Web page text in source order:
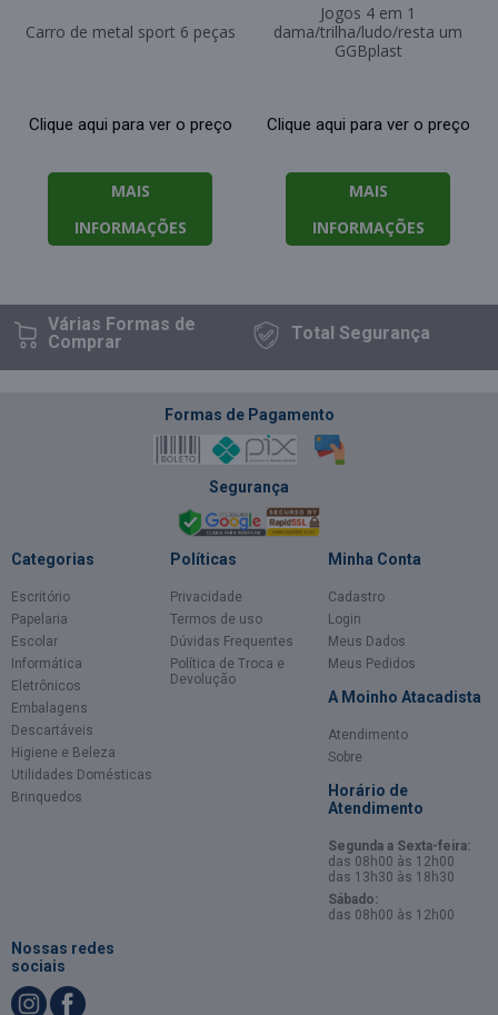
Carro de metal sport 6 peças
Clique aqui para ver o preço
MAIS
INFORMAÇÕES
Jogos 4 em 1
dama/trilha/ludo/resta um
GGBplast
Clique aqui para ver o preço
MAIS
INFORMAÇÕES
Várias Formasde
Comprar
TotalSegurança
Formas de Pagamento
Segurança
Categorias
Escritório
Papelaria
Escolar
Informática
Eletrônicos
Embalagens
Descartáveis
Higiene e Beleza
Utilidades Domésticas
Brinquedos
Políticas
Privacidade
Termos de uso
Dúvidas Frequentes
Política de Troca e
Devolução
Minha Conta
Cadastro
Login
Meus Dados
Meus Pedidos
A Moinho Atacadista
Atendimento
Sobre
Horário de
Atendimento
Segunda a Sexta-feira:
das 08h00 às 12h00
das 13h30 às 18h30
Sábado:
das 08h00 às 12h00
Nossas redes
sociais